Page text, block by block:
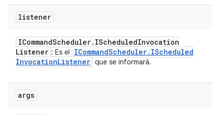
listener
ICommandScheduler. IScheduledInvocation
Listener : Es el ICommandScheduler. IScheduled
InvocationListener que se informará.
args